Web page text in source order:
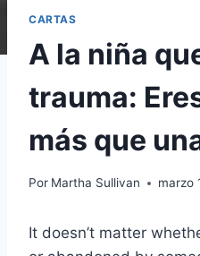
CARTAS
A la niña
trauma:
más que
Por Martha Sullivan marzo
It doesn’t matter